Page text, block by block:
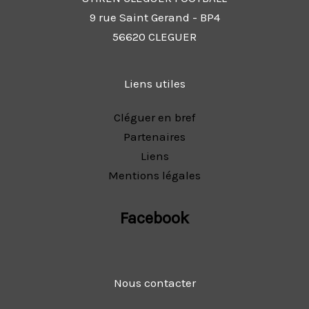
9 rue Saint Gerand - BP4
56620 CLEGUER
Liens utiles
Cléguer en bref
Partenaires
Liens
Mentions légales
Facebook
Nous contacter